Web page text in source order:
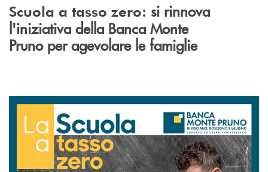
Scuola a tasso zero: si rinnova
l'iniziativa della Banca Monte
Pruno per agevolare le famiglie